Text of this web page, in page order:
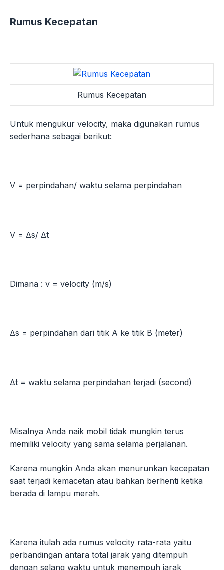
Rumus Kecepatan
Rumus Kecepatan
Untuk mengukur velocity, maka digunakan rumus
sederhana sebagai berikut:
V = perpindahan/ waktu selama perpindahan
V = Δs/ Δt
Dimana : v = velocity (m/s)
Δs = perpindahan dari titik A ke titik B (meter)
Δt = waktu selama perpindahan terjadi (second)
Misalnya Anda naik mobil tidak mungkin terus
memiliki velocity yang sama selama perjalanan.
Karena mungkin Anda akan menurunkan kecepatan
saat terjadi kemacetan atau bahkan berhenti ketika
berada di lampu merah.
Karena itulah ada rumus velocity rata-rata yaitu
perbandingan antara total jarak yang ditempuh
dengan selang waktu untuk menempuh jarak